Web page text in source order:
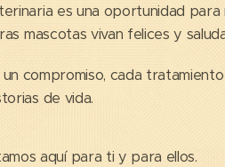
es una oportunidad
mascotas vivan felices y
compromiso, cada
de vida.
aquí para ti y para ellos. 🐾